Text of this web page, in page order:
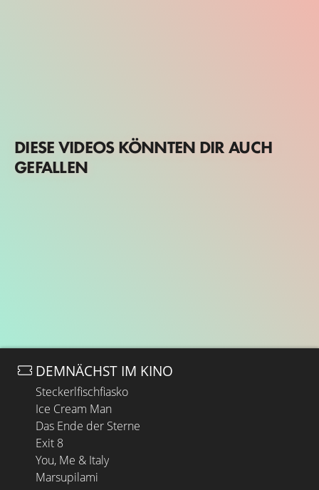
DIESE VIDEOS KÖNNTEN DIR AUCH
GEFALLEN
DEMNÄCHST IM KINO
Steckerlfischfiasko
Ice Cream Man
Das Ende der Sterne
Exit 8
You, Me & Italy
Marsupilami